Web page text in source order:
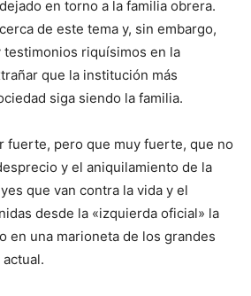
en torno a la familia obrera.
de este tema y, sin embargo,
testimonios riquísimos en la
que la institución más
siga siendo la familia.
fuerte, pero que muy fuerte, que no
y el aniquilamiento de la
que van contra la vida y el
desde la «izquierda oficial» la
en una marioneta de los grandes